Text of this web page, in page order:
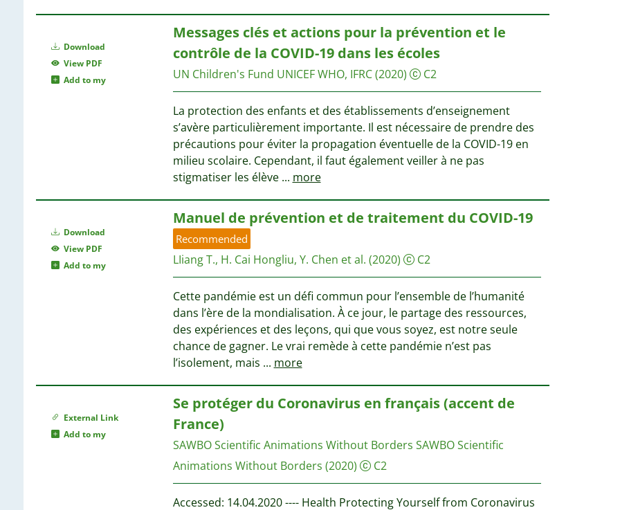
Download
View PDF
Add to my
Messages clés et actions pour la prévention et le
contrôle de la COVID-19 dans les écoles
UN Children's Fund UNICEF WHO, IFRC (2020) C2
La protection des enfants et des établissements d’enseignement
s’avère particulièrement importante. Il est nécessaire de prendre des
précautions pour éviter la propagation éventuelle de la COVID-19 en
milieu scolaire. Cependant, il faut également veiller à ne pas
stigmatiser les élève ... more
Download
View PDF
Add to my
Manuel de prévention et de traitement du COVID-19
Recommended
LIiang T., H. Cai Hongliu, Y. Chen et al. (2020) C2
Cette pandémie est un déﬁ commun pour l’ensemble de l’humanité
dans l’ère de la mondialisation. À ce jour, le partage des ressources,
des expériences et des leçons, qui que vous soyez, est notre seule
chance de gagner. Le vrai remède à cette pandémie n’est pas
l’isolement, mais ... more
External Link
Add to my
Se protéger du Coronavirus en français (accent de
France)
SAWBO Scientific Animations Without Borders SAWBO Scientific
Animations Without Borders (2020) C2
Accessed: 14.04.2020 ---- Health Protecting Yourself from Coronavirus